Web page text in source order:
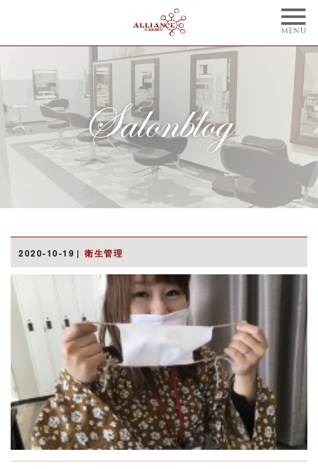
トップ
CONCEPT
コンセプト
NAIL
ネイル
BLOG
ブログ
STYLE
スタイル
STAFF
スタッフ
メニュー
WEBCOUPON
ウェブクーポン
リクルート
ご予約はこちらから
2020-10-19 衛生管理